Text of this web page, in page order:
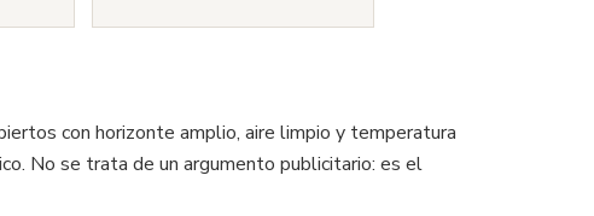
con horizonte amplio, aire limpio y temperatura
No se trata de un argumento publicitario: es el